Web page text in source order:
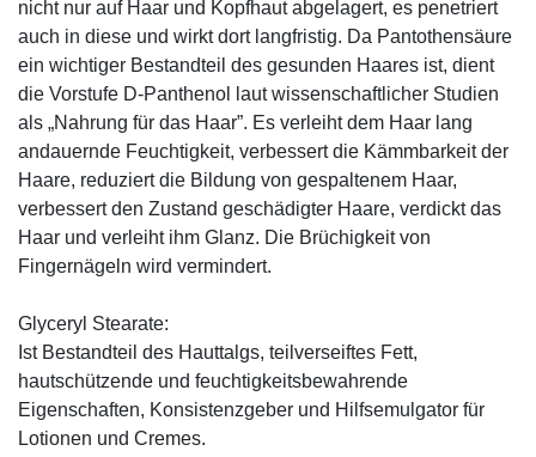
nicht nur auf Haar und Kopfhaut abgelagert, es penetriert
auch in diese und wirkt dort langfristig. Da Pantothensäure
ein wichtiger Bestandteil des gesunden Haares ist, dient
die Vorstufe D-Panthenol laut wissenschaftlicher Studien
als „Nahrung für das Haar”. Es verleiht dem Haar lang
andauernde Feuchtigkeit, verbessert die Kämmbarkeit der
Haare, reduziert die Bildung von gespaltenem Haar,
verbessert den Zustand geschädigter Haare, verdickt das
Haar und verleiht ihm Glanz. Die Brüchigkeit von
Fingernägeln wird vermindert.
Glyceryl Stearate:
Ist Bestandteil des Hauttalgs, teilverseiftes Fett,
hautschützende und feuchtigkeitsbewahrende
Eigenschaften, Konsistenzgeber und Hilfsemulgator für
Lotionen und Cremes.